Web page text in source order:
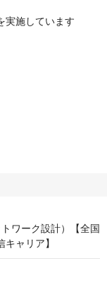
実施しています
ワーク設計）【全国
ャリア】